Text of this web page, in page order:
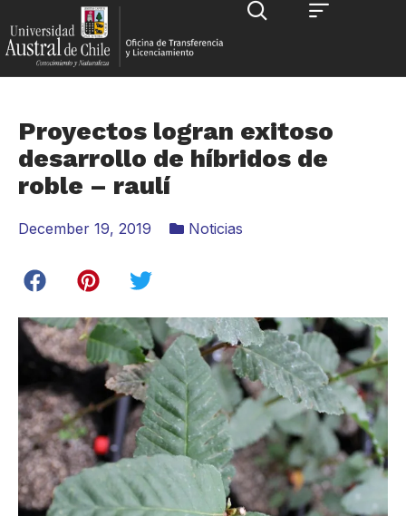
Proyectos logran exitoso
desarrollo de híbridos de
roble – raulí
December 19, 2019 Noticias